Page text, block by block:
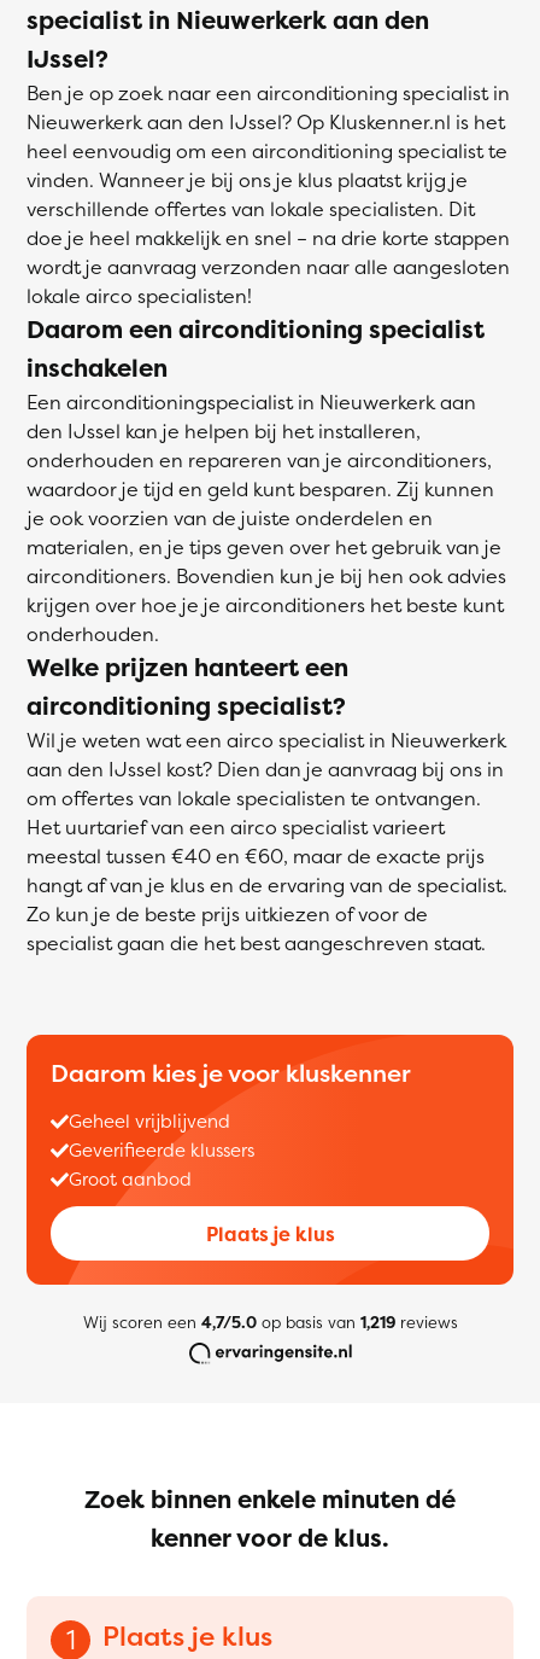
specialist in Nieuwerkerk aan den
IJssel?
Ben je op zoek naar een airconditioning specialist in
Nieuwerkerk aan den IJssel? Op Kluskenner.nl is het
heel eenvoudig om een airconditioning specialist te
vinden. Wanneer je bij ons je klus plaatst krijg je
verschillende offertes van lokale specialisten. Dit
doe je heel makkelijk en snel – na drie korte stappen
wordt je aanvraag verzonden naar alle aangesloten
lokale airco specialisten!
Daarom een airconditioning specialist
inschakelen
Een airconditioningspecialist in Nieuwerkerk aan
den IJssel kan je helpen bij het installeren,
onderhouden en repareren van je airconditioners,
waardoor je tijd en geld kunt besparen. Zij kunnen
je ook voorzien van de juiste onderdelen en
materialen, en je tips geven over het gebruik van je
airconditioners. Bovendien kun je bij hen ook advies
krijgen over hoe je je airconditioners het beste kunt
onderhouden.
Welke prijzen hanteert een
airconditioning specialist?
Wil je weten wat een airco specialist in Nieuwerkerk
aan den IJssel kost? Dien dan je aanvraag bij ons in
om offertes van lokale specialisten te ontvangen.
Het uurtarief van een airco specialist varieert
meestal tussen €40 en €60, maar de exacte prijs
hangt af van je klus en de ervaring van de specialist.
Zo kun je de beste prijs uitkiezen of voor de
specialist gaan die het best aangeschreven staat.
Daarom kies je voor kluskenner
Geheel vrijblijvend
Geverifieerde klussers
Groot aanbod
Plaats je klus
Wij scoren een 4,7/5.0op basis van 1,219reviews
Zoek binnen enkele minuten dé
kenner voor de klus.
1 Plaats je klus